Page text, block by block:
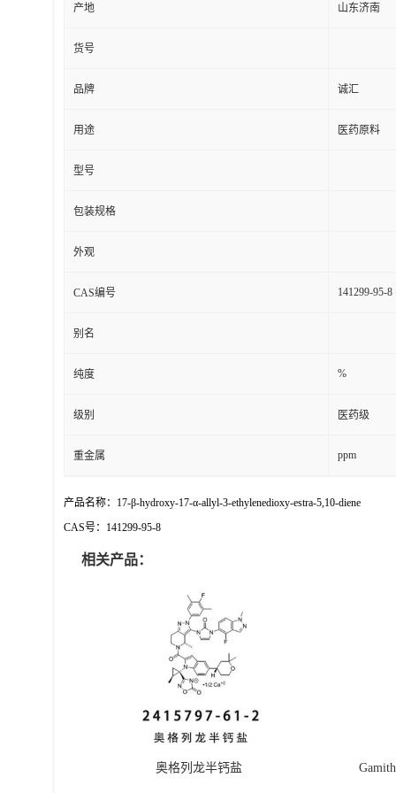
产地 山东济南
货号
品牌 诚汇
用途 医药原料
型号
包装规格
外观
CAS编号 141299-95-8
别名
纯度 %
级别 医药级
重金属 ppm
产品名称：17-β-hydroxy-17-α-allyl-3-ethylenedioxy-estra-5,10-diene
CAS号：141299-95-8
相关产品：
奥格列龙半钙盐